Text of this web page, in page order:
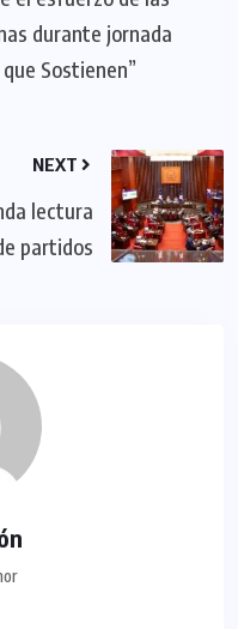
durante jornada
Sostienen”
NEXT
lectura
partidos